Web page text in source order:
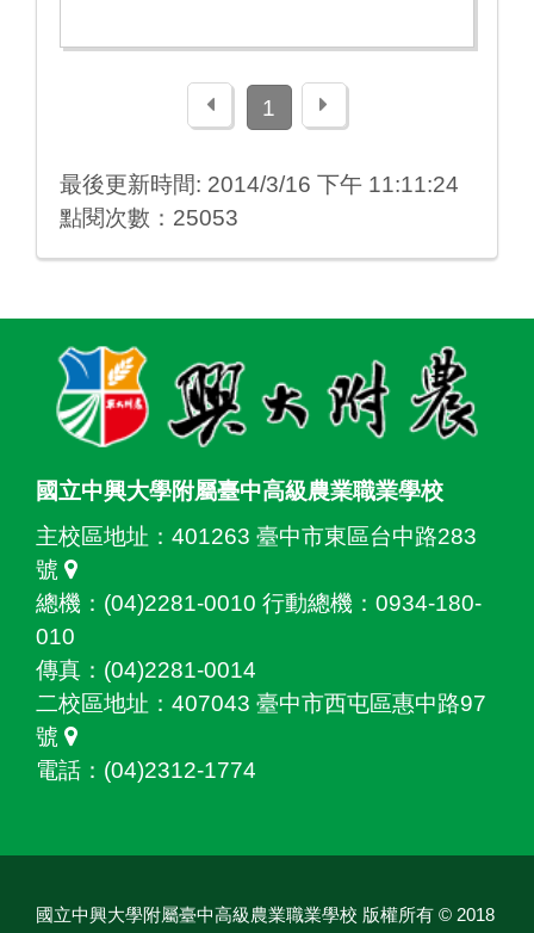
上一頁1 下一頁
最後更新時間: 2014/3/16 下午 11:11:24
點閱次數：25053
國立中興大學附屬臺中高級農業職業學校
主校區地址： 401263 臺中市東區台中路283
號
總機：(04)2281-0010 行動總機：0934-180-
010
傳真：(04)2281-0014
二校區地址： 407043 臺中市西屯區惠中路97
號
電話：(04)2312-1774
國立中興大學附屬臺中高級農業職業學校 版權所有 © 2018